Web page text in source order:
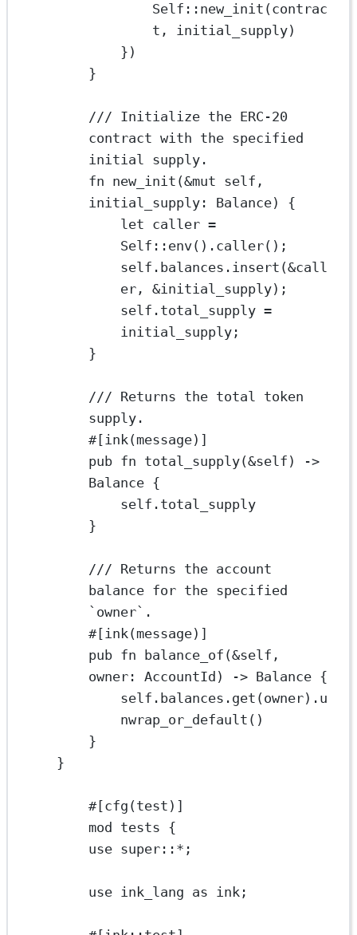
Self :: new_init (contrac
t, initial_supply)
})
}
/// Initialize the ERC-20
contract with the specified
initial supply.
fn new_init (&mut self ,
initial_supply : Balance) {
let caller =
Self :: env() . caller();
self . balances . insert (&call
er, &initial_supply);
self . total_supply =
initial_supply;
}
/// Returns the total token
supply.
#[ink(message)]
pub fn total_supply(&self )
->
Balance {
self . total_supply
}
/// Returns the account
balance for the specified
`owner`.
#[ink(message)]
pub fn balance_of (&self ,
owner : AccountId ) -> Balance {
self . balances . get (owner) . u
nwrap_or_default ()
}
}
#[cfg(test)]
mod
tests {
use super ::* ;
use ink_lang as ink;